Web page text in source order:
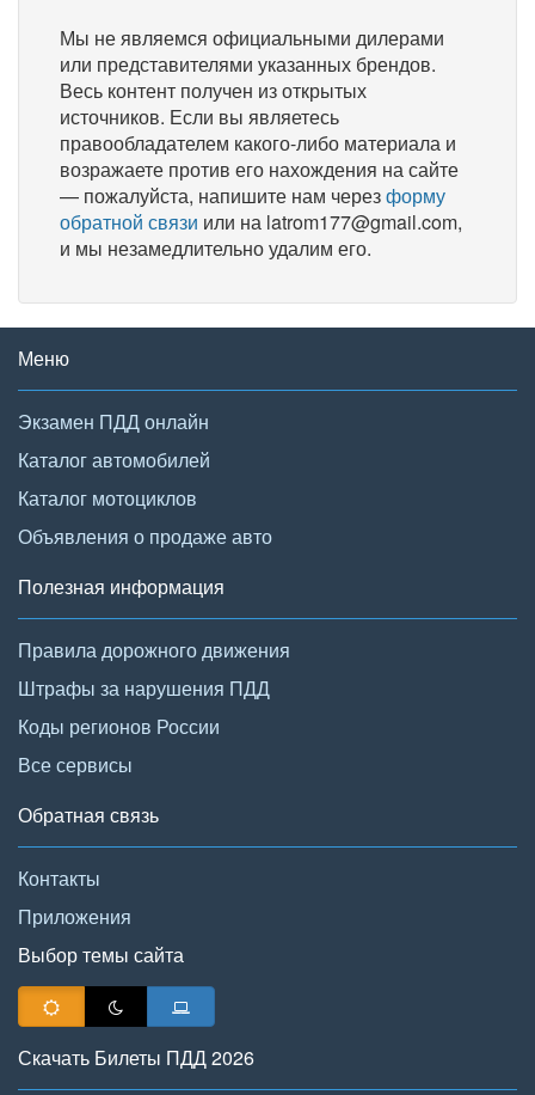
Мы не являемся официальными дилерами
или представителями указанных брендов.
Весь контент получен из открытых
источников. Если вы являетесь
правообладателем какого-либо материала и
возражаете против его нахождения на сайте
— пожалуйста, напишите нам черезформу
обратной связи или на latrom177@gmail.com,
и мы незамедлительно удалим его.
Меню
Экзамен ПДД онлайн
Каталог автомобилей
Каталог мотоциклов
Объявления о продаже авто
Полезная информация
Правила дорожного движения
Штрафы за нарушения ПДД
Коды регионов России
Все сервисы
Обратная связь
Контакты
Приложения
Выбор темы сайта
Скачать Билеты ПДД 2026